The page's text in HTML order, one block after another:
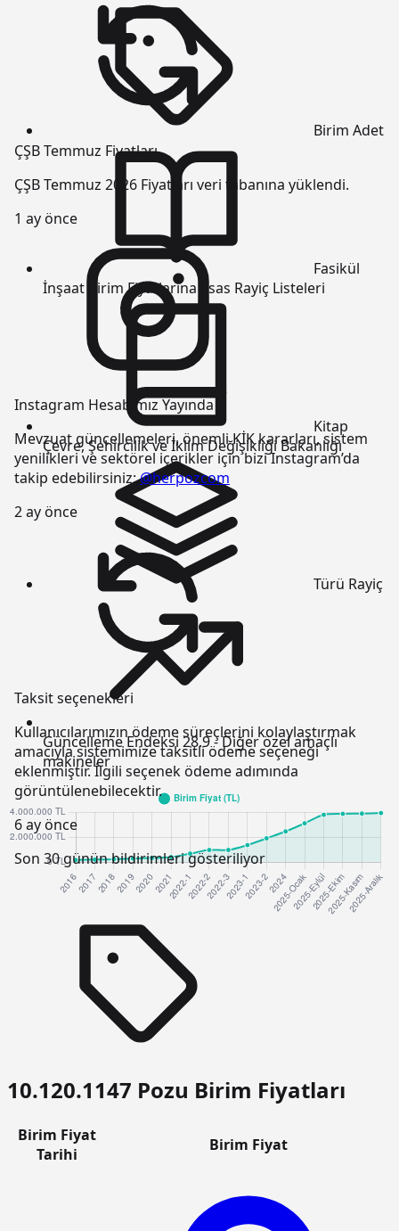
ÇŞB Temmuz Fiyatları
ÇŞB Temmuz 2026 Fiyatları veri tabanına yüklendi.
1 ay önce
Instagram Hesabımız Yayında
Mevzuat güncellemeleri, önemli KİK kararları, sistem
yenilikleri ve sektörel içerikler için bizi Instagram’da
takip edebilirsiniz:@herpozcom
2 ay önce
Taksit seçenekleri
Kullanıcılarımızın ödeme süreçlerini kolaylaştırmak
amacıyla sistemimize taksitli ödeme seçeneği
eklenmiştir. İlgili seçenek ödeme adımında
görüntülenebilecektir.
6 ay önce
Son 30 günün bildirimleri gösteriliyor
Birim Adet
Fasikül
İnşaat Birim Fiyatlarına Esas Rayiç Listeleri
Kitap
Çevre, Şehircilik ve İklim Değişikliği Bakanlığı
Türü Rayiç
Güncelleme Endeksi 28.9 - Diğer özel amaçlı
makineler
10.120.1147 Pozu Birim Fiyatları
Birim Fiyat
Tarihi
Birim Fiyat